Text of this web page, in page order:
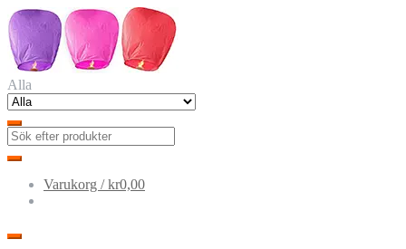
Hoppa
till
navigering
Hoppa
till
innehåll
Alla
Varukorg /kr0,00